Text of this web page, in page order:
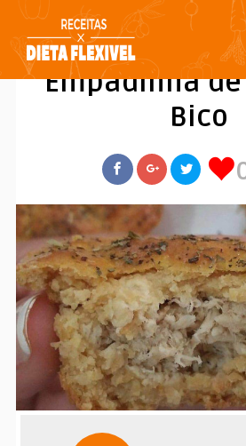
Receitas Dieta Flexivel / Lanches Empadão /
Empadinha
Bico